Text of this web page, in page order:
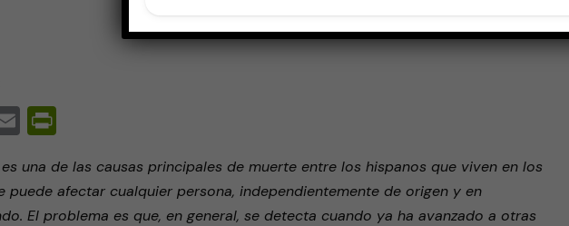
EmailPrintFriendly
una de las causas principales de muerte entre los hispanos que viven en los
puede afectar cualquier persona, independientemente de origen y en
El problema es que, en general, se detecta cuando ya ha avanzado a otras